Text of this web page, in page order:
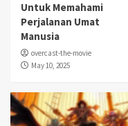
Untuk Memahami
Perjalanan Umat
Manusia
overcast-the-movie
May 10, 2025